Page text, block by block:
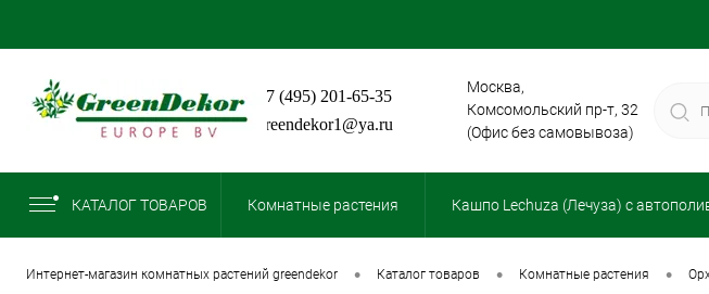
+7 (495) 201-65-35
greendekor1@ya.ru
Москва,
Комсомольский пр-т, 32
(Офис без самовывоза)
КАТАЛОГ ТОВАРОВ Комнатные растения Кашпо Lechuza (Лечуза) с
интернет-магазин комнатных растений greendekor • каталог товаров • комнатные растения •